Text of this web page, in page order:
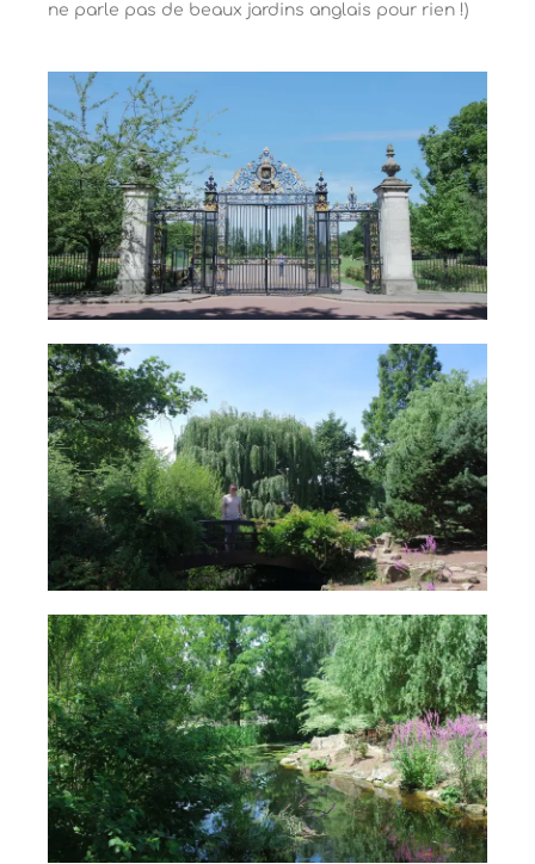
ne parle pas de beaux jardins anglais pour rien !)